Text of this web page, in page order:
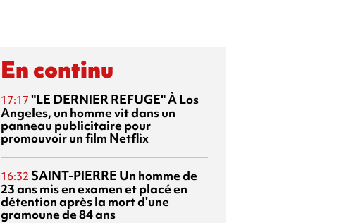
En continu
17:17 "LE DERNIER REFUGE"À Los
Angeles, un homme vit dans un
panneau publicitaire pour
promouvoir un film Netflix
16:32 SAINT-PIERRE Un homme de
23 ans mis en examen et placé en
détention après la mort d'une
gramoune de 84 ans